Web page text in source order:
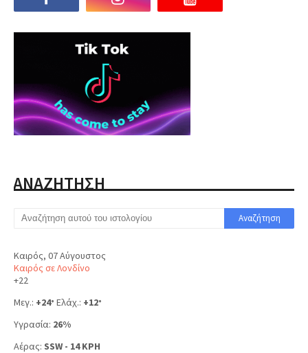
ΑΝΑΖΗΤΗΣΗ
Καιρός, 07 Αύγουστος
Καιρός σε Λονδίνο
+22
Μεγ.: +24° Ελάχ.: +12°
Υγρασία: 26%
Αέρας: SSW - 14 KPH